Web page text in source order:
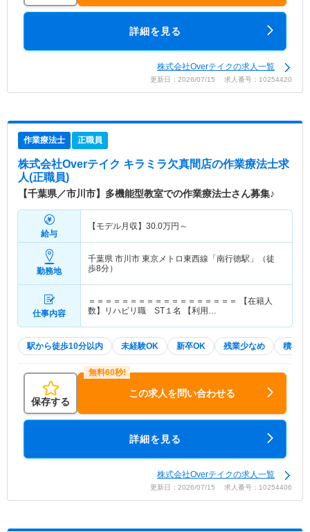
詳細を見る
株式会社Overテイクの求人一覧
更新日：2026/07/15 求人番号：10254420
作業療法士 正職員
株式会社Overテイク キラミラ欠真間店の作業療法士求
人(正職員)
【千葉県／市川市】多機能型教室での作業療法士さん募集♪
給与
【モデル月収】 30.0万円～
勤務地
千葉県 市川市 東京メトロ東西線「南行徳駅」（徒
歩8分）
仕事内容
＝＝＝＝＝＝＝＝＝＝＝＝＝＝＝＝＝＝ 【在籍人
数】リハビリ職 ST１名 【利用…
駅から徒歩10分以内 未経験OK 新卒OK 残業少なめ 積極採
保存する
この求人を問い合わせる
詳細を見る
株式会社Overテイクの求人一覧
更新日：2026/07/15 求人番号：10254406